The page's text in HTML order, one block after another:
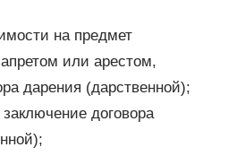
на предмет
или арестом,
дарения (дарственной);
договора